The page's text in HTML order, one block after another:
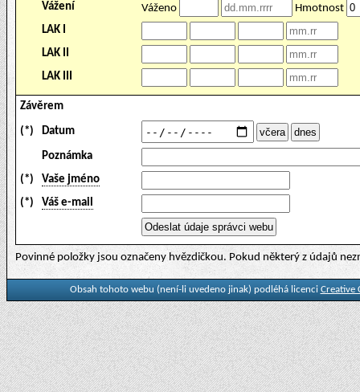
Vážení
Váženo
Hmotnost
LAK I
LAK II
LAK III
Závěrem
(*) Datum
Poznámka
(*)
Vaše jméno
(*)
Váš e-mail
Povinné položky jsou označeny hvězdičkou. Pokud některý z údajů
Obsah tohoto webu (není-li uvedeno jinak) podléhá licenci Creative